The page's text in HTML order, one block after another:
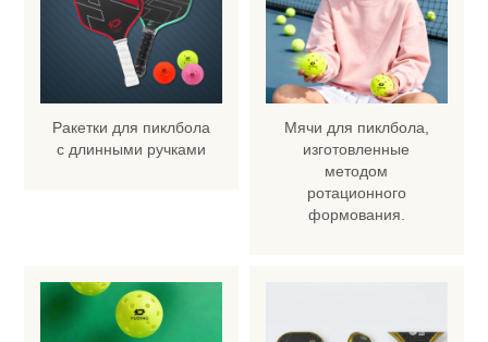
Ракетки для пиклбола
с длинными ручками
Мячи для пиклбола,
изготовленные
методом
ротационного
формования.